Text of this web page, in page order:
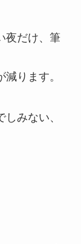
夜だけ、筆
ります。
みない、